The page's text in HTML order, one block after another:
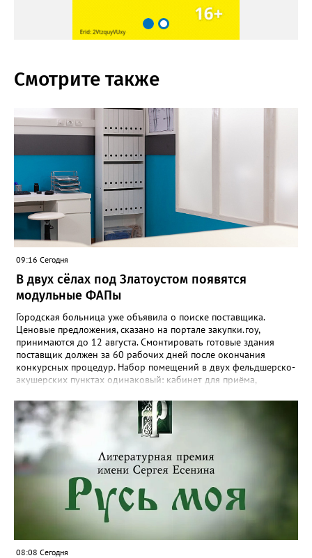
Смотрите также
09:16 Сегодня
В двух сёлах под Златоустом появятся
модульные ФАПы
Городская больница уже объявила о поиске поставщика.
Ценовые предложения, сказано на портале закупки.гоу,
принимаются до 12 августа. Смонтировать готовые здания
поставщик должен за 60 рабочих дней после окончания
конкурсных процедур. Набор помещений в двух фельдшерско-
акушерских пунктах одинаковый: кабинет для приёма,
также комната для хранения лекарственных препаратов и
другие вспомогательные. В Веселовке новый ФАП
расположится на участке №58 по улице Ленина, в Кувашах –
на Советской, 79.
08:08 Сегодня